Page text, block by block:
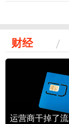
财经